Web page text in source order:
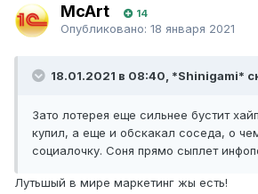
McArt 14
Опубликовано: 18 января 2021
18.01.2021 в 08:40, *Shinigami*
Зато лотерея еще сильнее бустит
купил, а еще и обскакал соседа, о
социалочку. Соня прямо сыплет
Лутьшый в мире маркетинг жы есть!